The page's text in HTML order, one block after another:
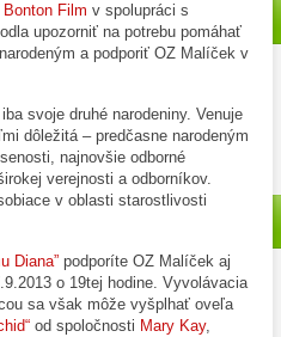
Bonton Film v spolupráci s
upozorniť na potrebu pomáhať
a podporiť OZ Malíček v
svoje druhé narodeniny. Venuje
dôležitá – predčasne narodeným
najnovšie odborné
verejnosti a odborníkov.
v oblasti starostlivosti
Diana” podporíte OZ Malíček aj
o 19tej hodine. Vyvolávacia
sa však môže vyšplhať oveľa
od spoločnosti Mary Kay,